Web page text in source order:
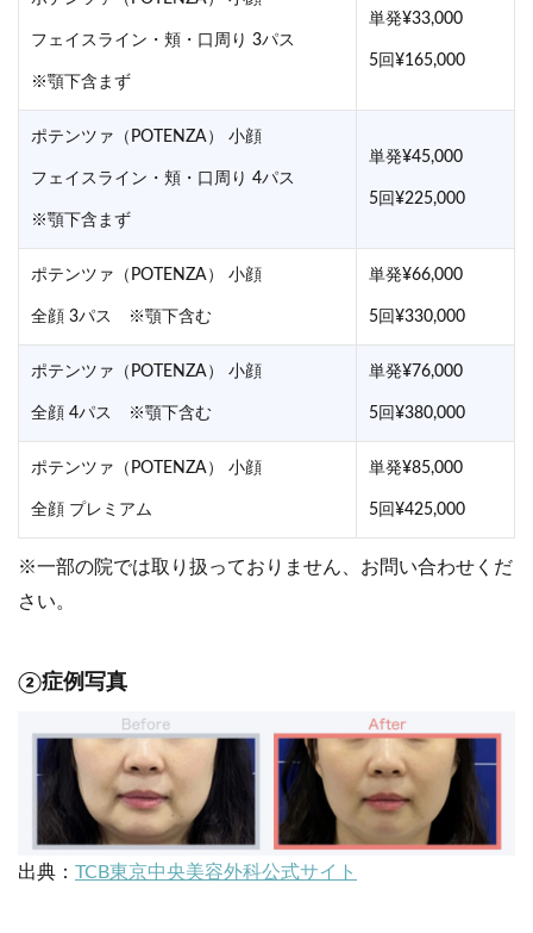
フェイスライン・頬・口周り 3パス
※顎下含まず
単発¥33,000
5回¥165,000
ポテンツァ（POTENZA） 小顔
フェイスライン・頬・口周り 4パス
※顎下含まず
単発¥45,000
5回¥225,000
ポテンツァ（POTENZA） 小顔
全顔 3パス ※顎下含む
単発¥66,000
5回¥330,000
ポテンツァ（POTENZA） 小顔
全顔 4パス ※顎下含む
単発¥76,000
5回¥380,000
ポテンツァ（POTENZA） 小顔
全顔 プレミアム
単発¥85,000
5回¥425,000
※一部の院では取り扱っておりません、お問い合わせくだ
さい。
②症例写真
出典： TCB東京中央美容外科公式サイト